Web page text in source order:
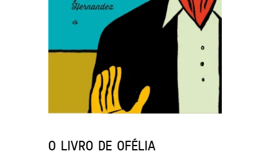
O LIVRO DE OFÉLIA